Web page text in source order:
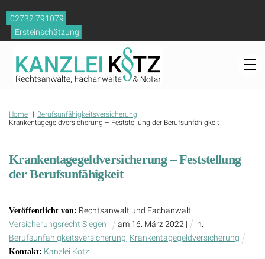
content
02732 791079
Ersteinschätzung
Home
Berufsunfähigkeitsversicherung
Krankentagegeldversicherung – Feststellung der Berufsunfähigkeit
Krankentagegeldversicherung – Feststellung
der Berufsunfähigkeit
Veröffentlicht von: Rechtsanwalt und Fachanwalt
Versicherungsrecht Siegen | am 16 März 2022 |
in:
Berufsunfähigkeitsversicherung, Krankentagegeldversicherung
Kontakt: Kanzlei Kotz